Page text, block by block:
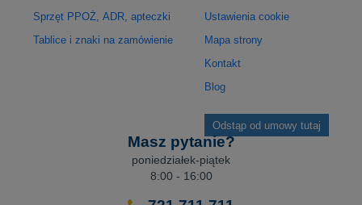
Sprzęt PPOŻ, ADR, apteczki
Tablice i znaki na zamówienie
Ustawienia cookie
Mapa strony
Kontakt
Blog
Odstąp od umowy tutaj
Masz pytanie?
poniedziałek-piątek
8:00 - 16:00